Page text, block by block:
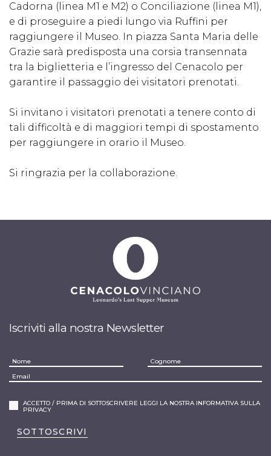
Cadorna (linea M1 e M2) o Conciliazione (linea M1),
e di proseguire a piedi lungo via Ruffini per
raggiungere il Museo. In piazza Santa Maria delle
Grazie sarà predisposta una corsia transennata
tra la biglietteria e l’ingresso del Cenacolo per
garantire il passaggio dei visitatori prenotati.
Si invitano i visitatori prenotati a tenere conto di
tali difficoltà e di maggiori tempi di spostamento
per raggiungere in orario il Museo.
Si ringrazia per la collaborazione.
Iscriviti alla nostra Newsletter
ACCETTO / PRIMA DI SOTTOSCRIVERE LEGGI LA NOSTRA INFORMATIVA SULLA
PRIVACY
SOTTOSCRIVI